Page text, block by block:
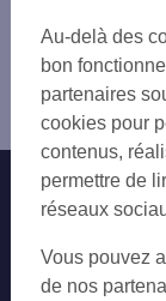
CHEVIGNY ST
CHEVIGNY-
Dijon
Agence
Nos
Au-delà des
bon
partenaires
cookies pour
contenus,
permettre de
réseaux
Vous pouvez
de nos